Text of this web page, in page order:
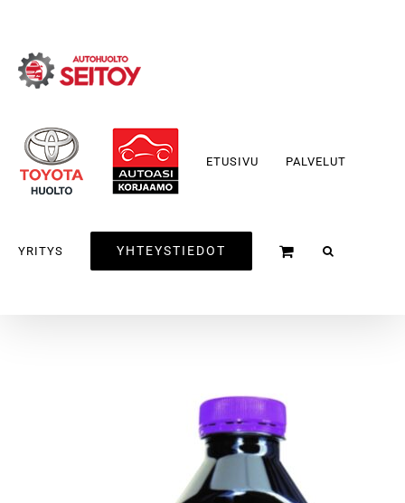
content
ETUSIVU PALVELUT
YRITYS YHTEYSTIEDOT